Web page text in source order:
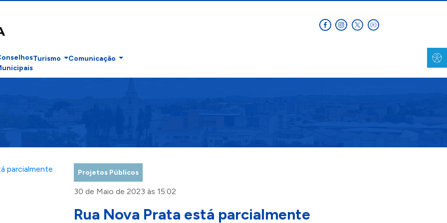
Turismo Comunicação
Projetos Públicos
30 de Maio de 2023 às 15:02
Rua Nova Prata está parcialmente